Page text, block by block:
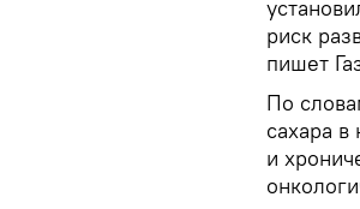
риск
пишет
По
сахара
и